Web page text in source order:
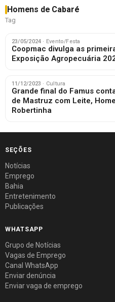
Homens de Cabaré
Tag
23/05/2024 · Evento/Festa
Coopmac divulga as
Exposição Agropecuária
11/12/2023 · Cultura
Grande final do Famus
de Mastruz com Leite,
Robertinha
SEÇÕES
Notícias
Emprego
Bahia
Entretenimento
Publicações
WHATSAPP
Grupo de Notícias
Vagas de Emprego
Canal WhatsApp
Enviar denúncia
Enviar vaga de emprego